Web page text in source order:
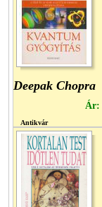
Deepak Chopra
Ár:
Antikvár